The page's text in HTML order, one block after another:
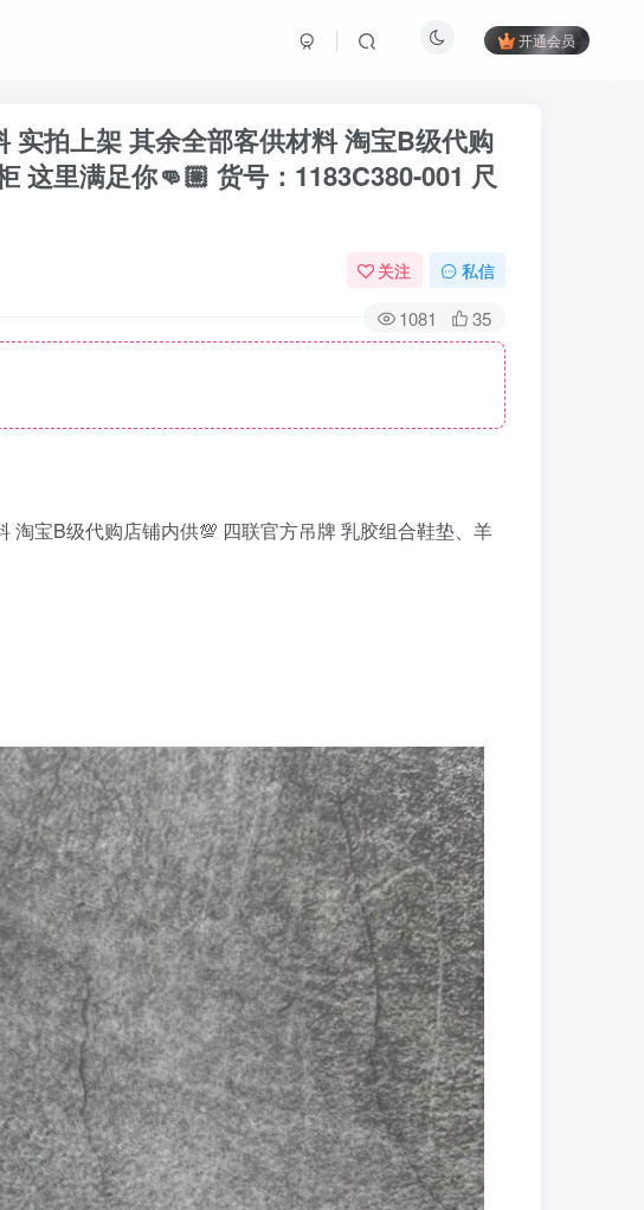
开通会员
实拍上架 其余全部客供材料 淘宝B级代购
这里满足你👊🏼 货号：1183C380-001 尺
关注 私信
1081 35
淘宝B级代购店铺内供💯 四联官方吊牌 乳胶组合鞋垫、羊